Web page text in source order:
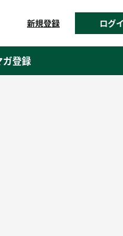
新規登録 ログ
ガ登録